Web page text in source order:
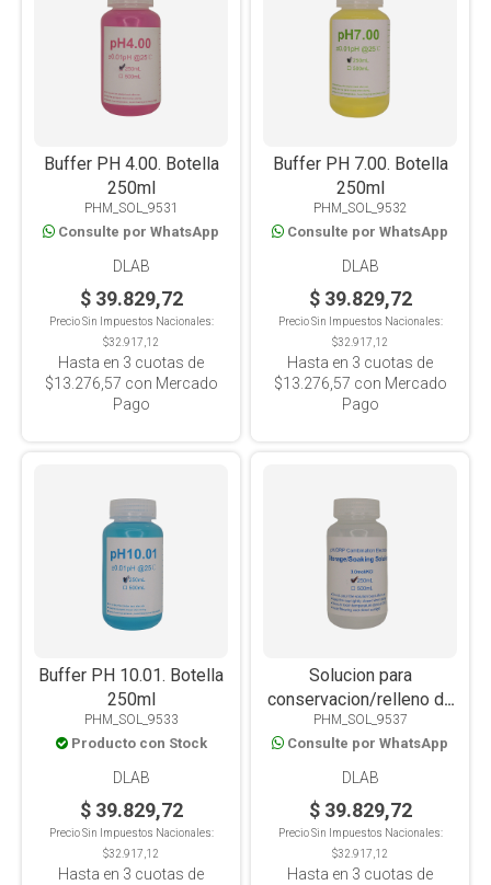
Buffer PH 4.00. Botella
250ml
PHM_SOL_9531
Consulte por WhatsApp
DLAB
$ 39.829,72
Precio Sin Impuestos Nacionales:
$32.917,12
Hasta en 3 cuotas de
$13.276,57 con Mercado
Pago
Buffer PH 7.00. Botella
250ml
PHM_SOL_9532
Consulte por WhatsApp
DLAB
$ 39.829,72
Precio Sin Impuestos Nacionales:
$32.917,12
Hasta en 3 cuotas de
$13.276,57 con Mercado
Pago
Buffer PH 10.01. Botella
250ml
PHM_SOL_9533
Producto con Stock
DLAB
$ 39.829,72
Precio Sin Impuestos Nacionales:
$32.917,12
Hasta en 3 cuotas de
Solucion para
conservacion/relleno de
electrodos de PH. 3.0
mol
PHM_SOL_9537
Consulte por WhatsApp
DLAB
$ 39.829,72
Precio Sin Impuestos Nacionales:
$32.917,12
Hasta en 3 cuotas de